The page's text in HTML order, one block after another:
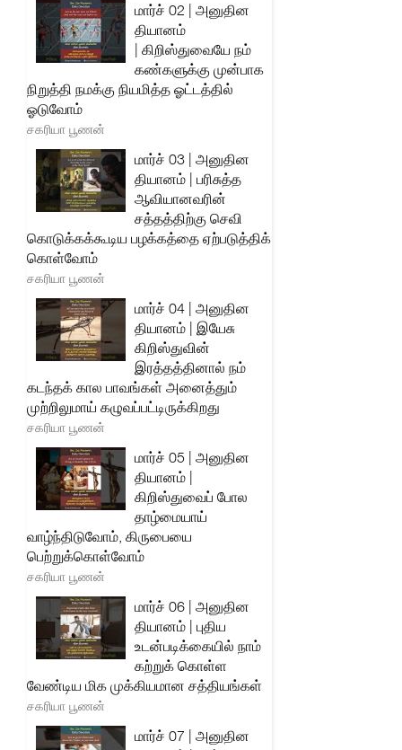
மார்ச் 02 | அனுதின
தியானம்
| கிறிஸ்துவையே நம்
கண்களுக்கு முன்பாக
நிறுத்தி நமக்கு நியமித்த ஓட்டத்தில்
ஓடுவோம்
சகரியா பூணன்
மார்ச் 03 | அனுதின
தியானம் | பரிசுத்த
ஆவியானவரின்
சத்தத்திற்கு செவி
கொடுக்கக்கூடிய பழக்கத்தை ஏற்படுத்திக்
கொள்வோம்
சகரியா பூணன்
மார்ச் 04 | அனுதின
தியானம் | இயேசு
கிறிஸ்துவின்
இரத்தத்தினால் நம்
கடந்தக் கால பாவங்கள் அனைத்தும்
முற்றிலுமாய் கழுவப்பட்டிருக்கிறது
சகரியா பூணன்
மார்ச் 05 | அனுதின
தியானம் |
கிறிஸ்துவைப் போல
தாழ்மையாய்
வாழ்ந்திடுவோம், கிருபையை
பெற்றுக்கொள்வோம்
சகரியா பூணன்
மார்ச் 06 | அனுதின
தியானம் | புதிய
உடன்படிக்கையில் நாம்
கற்றுக் கொள்ள
வேண்டிய மிக முக்கியமான சத்தியங்கள்
சகரியா பூணன்
மார்ச் 07 | அனுதின